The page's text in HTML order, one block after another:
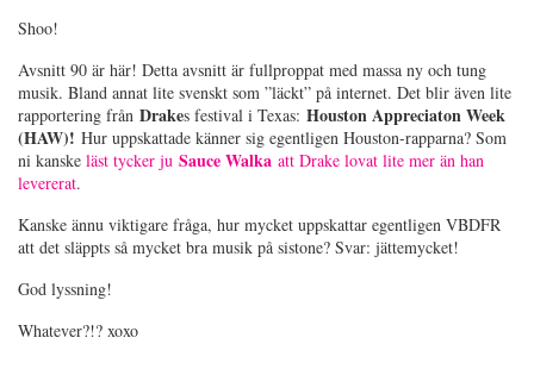
Shoo!
Avsnitt 90 är här! Detta avsnitt är fullproppat med massa ny och tung
musik. Bland annat lite svenskt som ”läckt” på internet. Det blir även lite
rapportering från Drakes festival i Texas: Houston Appreciaton Week
(HAW)! Hur uppskattade känner sig egentligen Houston-rapparna? Som
ni kanske läst tycker ju Sauce Walka att Drake lovat lite mer än han
levererat.
Kanske ännu viktigare fråga, hur mycket uppskattar egentligen VBDFR
att det släppts så mycket bra musik på sistone? Svar: jättemycket!
God lyssning!
Whatever?!? xoxo